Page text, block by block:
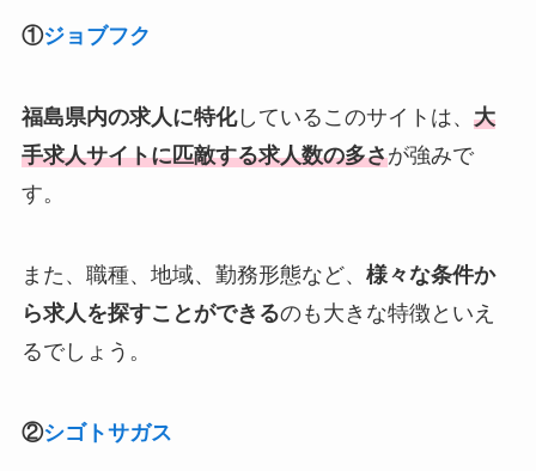
①ジョブフク
福島県内の求人に特化しているこのサイトは、 大
手求人サイトに匹敵する求人数の多さが強みで
す。
また、職種、地域、勤務形態など、 様々な条件か
ら求人を探すことができるのも大きな特徴といえ
るでしょう。
②シゴトサガス